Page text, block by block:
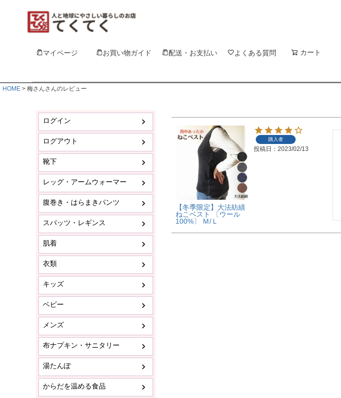
マイページ お買い物ガイド 配送・お支払い よくある質問 カート
HOME 梅さんさんのレビュー
ログイン
ログアウト
靴下
レッグ・アームウォーマー
腹巻き・はらまきパンツ
スパッツ・レギンス
肌着
衣類
キッズ
ベビー
メンズ
布ナプキン・サニタリー
湯たんぽ
からだを温める食品
【冬季限定】大法紡績
ねこベスト 〔ウール
100%〕 Ｍ/Ｌ
購入者
投稿日 2023/02/13